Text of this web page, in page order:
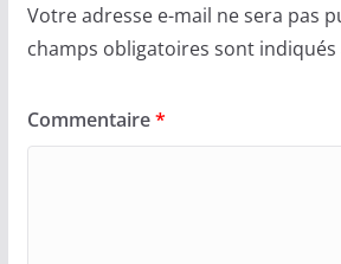
Votre adresse e-mail ne sera pas
champs obligatoires sont indiqués
Commentaire*